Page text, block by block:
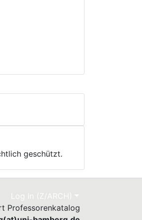
geschützt.
Log In (Z/ARCH)
Professorenkatalog